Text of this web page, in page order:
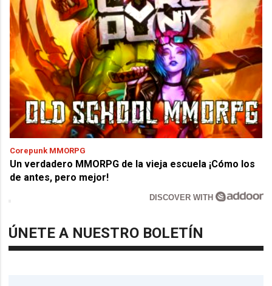
Corepunk MMORPG
Un verdadero MMORPG de la vieja escuela ¡Cómo los
de antes, pero mejor!
DISCOVER WITH
ÚNETE A NUESTRO BOLETÍN